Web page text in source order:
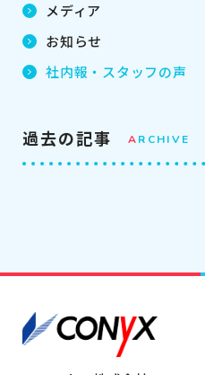
メディア
お知らせ
社内報・ スタッフの声
過去の記事 ARCHIVE